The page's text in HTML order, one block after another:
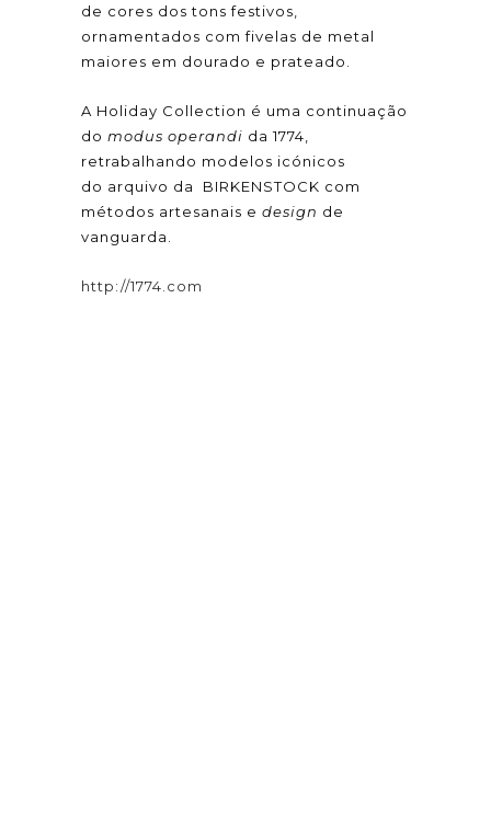
de cores dos tons festivos,
ornamentados com fivelas de metal
maiores em dourado e prateado.
A Holiday Collection é uma continuação
do modus operandi da 1774,
retrabalhando modelos icónicos
do arquivo da BIRKENSTOCK com
métodos artesanais e design de
vanguarda.
http://1774.com